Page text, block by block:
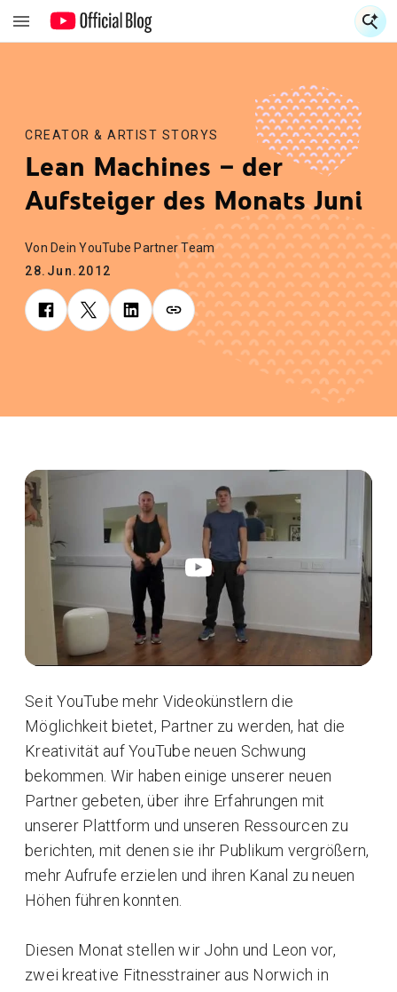
CREATOR & ARTIST STORYS
Lean Machines – der
Aufsteiger des Monats Juni
Von Dein YouTube Partner Team
28.Jun.2012
Seit YouTube mehr Videokünstlern die
Möglichkeit bietet, Partner zu werden, hat die
Kreativität auf YouTube neuen Schwung
bekommen. Wir haben einige unserer neuen
Partner gebeten, über ihre Erfahrungen mit
unserer Plattform und unseren Ressourcen zu
berichten, mit denen sie ihr Publikum vergrößern,
mehr Aufrufe erzielen und ihren Kanal zu neuen
Höhen führen konnten.
Diesen Monat stellen wir John und Leon vor,
zwei kreative Fitnesstrainer aus Norwich in